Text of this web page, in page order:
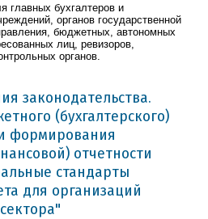
главных бухгалтеров и
органов государственной
бюджетных, автономных
лиц, ревизоров,
органов.
законодательства.
(бухгалтерского)
формирования
отчетности
стандарты
для организаций